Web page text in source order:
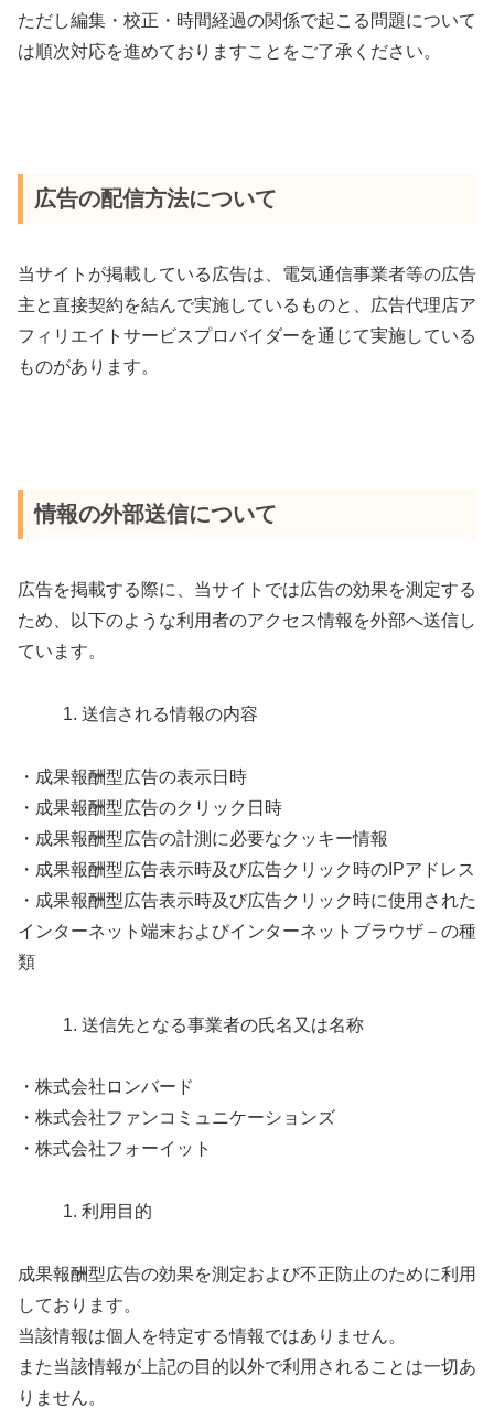
ただし編集・校正・時間経過の関係で起こる問題について
は順次対応を進めておりますことをご了承ください。
広告の配信方法について
当サイトが掲載している広告は、電気通信事業者等の広告
主と直接契約を結んで実施しているものと、広告代理店ア
フィリエイトサービスプロバイダーを通じて実施している
ものがあります。
情報の外部送信について
広告を掲載する際に、当サイトでは広告の効果を測定する
ため、以下のような利用者のアクセス情報を外部へ送信し
ています。
送信される情報の内容
・成果報酬型広告の表示日時
・成果報酬型広告のクリック日時
・成果報酬型広告の計測に必要なクッキー情報
・成果報酬型広告表示時及び広告クリック時のIPアドレス
・成果報酬型広告表示時及び広告クリック時に使用された
インターネット端末およびインターネットブラウザ－の種
類
送信先となる事業者の氏名又は名称
・株式会社ロンバード
・株式会社ファンコミュニケーションズ
・株式会社フォーイット
利用目的
成果報酬型広告の効果を測定および不正防止のために利用
しております。
当該情報は個人を特定する情報ではありません。
また当該情報が上記の目的以外で利用されることは一切あ
りません。